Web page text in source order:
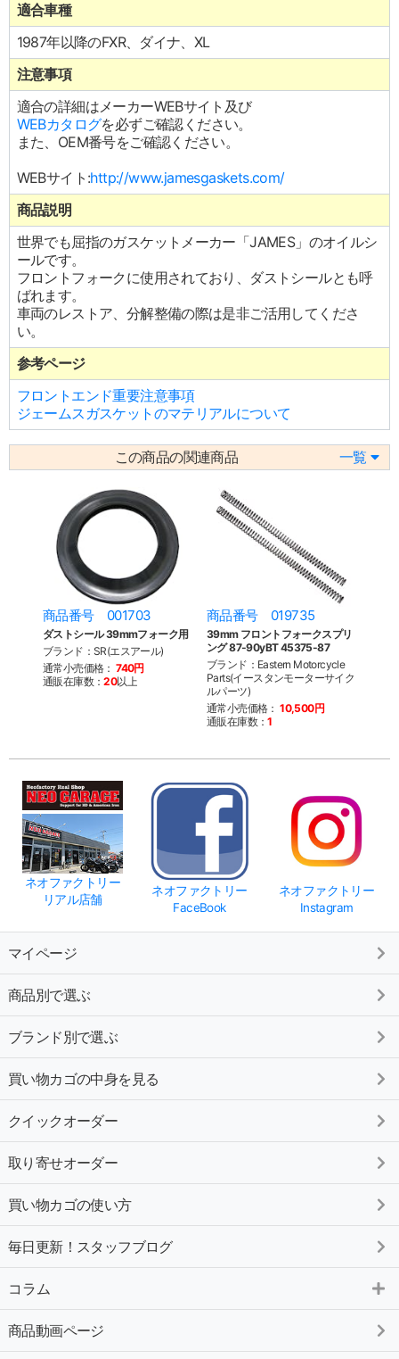
適合車種
1987年以降のFXR、ダイナ、XL
注意事項
適合の詳細はメーカーWEBサイト及び
WEBカタログを必ずご確認ください。
また、OEM番号をご確認ください。
WEBサイト:http://www.jamesgaskets.com/
商品説明
世界でも屈指のガスケットメーカー「JAMES」のオイルシ
ールです。
フロントフォークに使用されており、ダストシールとも呼
ばれます。
車両のレストア、分解整備の際は是非ご活用してくださ
い。
参考ページ
フロントエンド重要注意事項
ジェームスガスケットのマテリアルについて
この商品の関連商品 一覧
商品番号 001703
ダストシール 39mmフォーク用
ブランド：SR(エスアール)
通常小売価格： 740円
通販在庫数：20以上
商品番号 019735
39mm フロントフォークスプリ
ング 87-90yBT 45375-87
ブランド：Eastern Motorcycle
Parts(イースタンモーターサイク
ルパーツ)
通常小売価格： 10,500円
通販在庫数：1
ネオファクトリー
リアル店舗
ネオファクトリー
FaceBook
ネオファクトリー
Instagram
マイページ
商品別で選ぶ
ブランド別で選ぶ
買い物カゴの中身を見る
クイックオーダー
取り寄せオーダー
買い物カゴの使い方
毎日更新！スタッフブログ
コラム
商品動画ページ